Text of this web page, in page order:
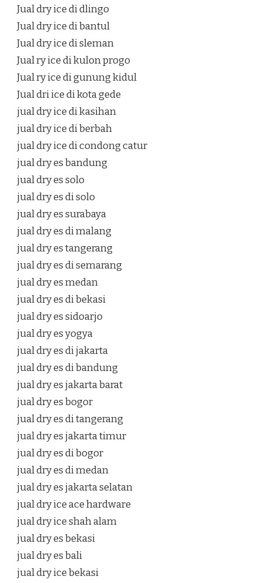
Jual dry ice di dlingo
Jual dry ice di bantul
Jual dry ice di sleman
Jual ry ice di kulon progo
Jual ry ice di gunung kidul
Jual dri ice di kota gede
jual dry ice di kasihan
jual dry ice di berbah
jual dry ice di condong catur
jual dry es bandung
jual dry es solo
jual dry es di solo
jual dry es surabaya
jual dry es di malang
jual dry es tangerang
jual dry es di semarang
jual dry es medan
jual dry es di bekasi
jual dry es sidoarjo
jual dry es yogya
jual dry es di jakarta
jual dry es di bandung
jual dry es jakarta barat
jual dry es bogor
jual dry es di tangerang
jual dry es jakarta timur
jual dry es di bogor
jual dry es di medan
jual dry es jakarta selatan
jual dry ice ace hardware
jual dry ice shah alam
jual dry es bekasi
jual dry es bali
jual dry ice bekasi